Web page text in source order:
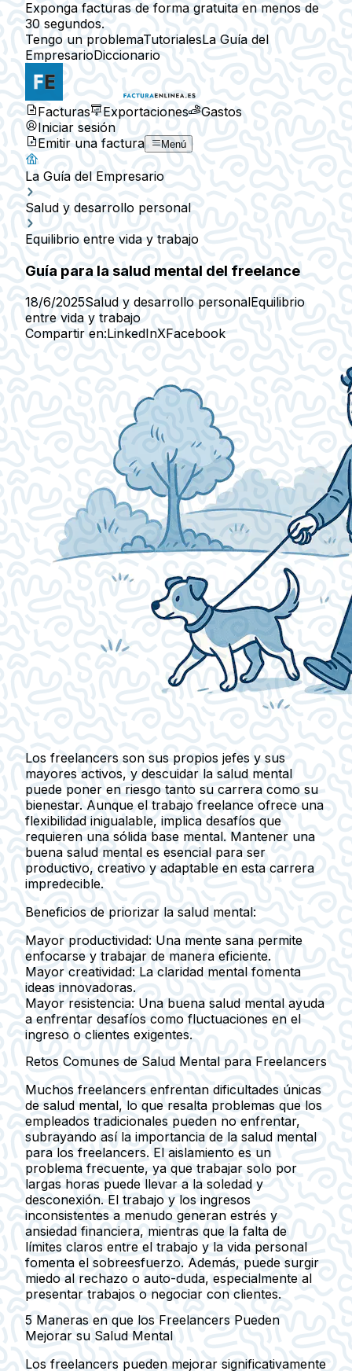
Exponga facturas de forma gratuita en menos de
30 segundos.
Tengo un problemaTutorialesLa Guía del
EmpresarioDiccionario
Facturas Exportaciones
Gastos
Iniciar sesión
Emitir una factura
Menú
La Guía del Empresario
Salud y desarrollo personal
Equilibrio entre vida y trabajo
Guía para la salud mental del freelance
18/6/2025Salud y desarrollo personalEquilibrio
entre vida y trabajo
Compartir en:LinkedInXFacebook
Los freelancers son sus propios jefes y sus
mayores activos, y descuidar la salud mental
puede poner en riesgo tanto su carrera como su
bienestar. Aunque el trabajo freelance ofrece una
flexibilidad inigualable, implica desafíos que
requieren una sólida base mental. Mantener una
buena salud mental es esencial para ser
productivo, creativo y adaptable en esta carrera
impredecible.
Beneficios de priorizar la salud mental:
Mayor productividad: Una mente sana permite
enfocarse y trabajar de manera eficiente.
Mayor creatividad: La claridad mental fomenta
ideas innovadoras.
Mayor resistencia: Una buena salud mental ayuda
a enfrentar desafíos como fluctuaciones en el
ingreso o clientes exigentes.
Retos Comunes de Salud Mental para Freelancers
Muchos freelancers enfrentan dificultades únicas
de salud mental, lo que resalta problemas que los
empleados tradicionales pueden no enfrentar,
subrayando así la importancia de la salud mental
para los freelancers. El aislamiento es un
problema frecuente, ya que trabajar solo por
largas horas puede llevar a la soledad y
desconexión. El trabajo y los ingresos
inconsistentes a menudo generan estrés y
ansiedad financiera, mientras que la falta de
límites claros entre el trabajo y la vida personal
fomenta el sobreesfuerzo. Además, puede surgir
miedo al rechazo o auto-duda, especialmente al
presentar trabajos o negociar con clientes.
5 Maneras en que los Freelancers Pueden
Mejorar su Salud Mental
Los freelancers pueden mejorar significativamente